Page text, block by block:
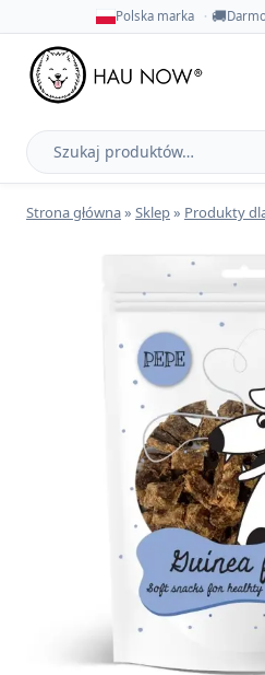
Polska marka 🚚
Szukaj
produktów
Strona główna» Sklep» Produkty